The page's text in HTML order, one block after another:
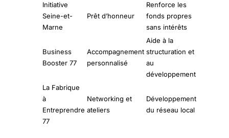
Initiative
Seine-et-
Marne
Prêt d’honneur
Renforce les
fonds propres
sans intérêts
Business
Booster 77
Accompagnement
personnalisé
Aide à la
structuration et
au
développement
La Fabrique
à
Entreprendre
77
Networking et
ateliers
Développement
du réseau local